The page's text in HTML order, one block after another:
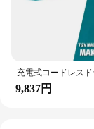
9,837円